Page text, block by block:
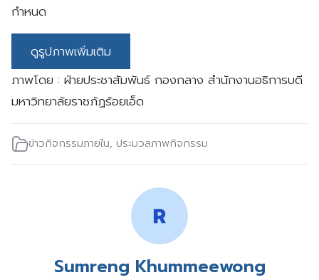
กำหนด
ดูรูปภาพเพิ่มเติม
ภาพโดย : ฝ่ายประชาสัมพันธ์ กองกลาง สำนักงานอธิการบดี
มหาวิทยาลัยราชภัฏร้อยเอ็ด
ข่าวกิจกรรมภายใน, ประมวลภาพกิจกรรม
Sumreng Khummeewong